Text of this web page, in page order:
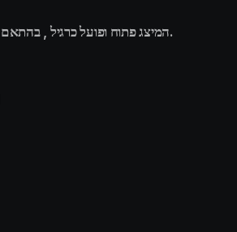
המיצג פתוח ופועל כרגיל , בהתאם להנחיות פיקוד העורף. קיים מרחב מוגן במתחם כדי להבטיח לכם ביקור בטוח, נעים ושקט.